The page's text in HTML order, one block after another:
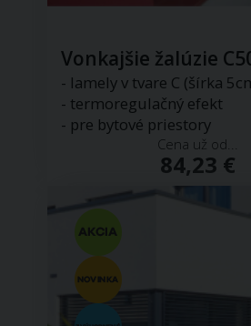
Vonkajšie žalúzie
- lamely v tvare C (šírka
- termoregulačný efekt
- pre bytové priestory
Cena už od...
84,23 €